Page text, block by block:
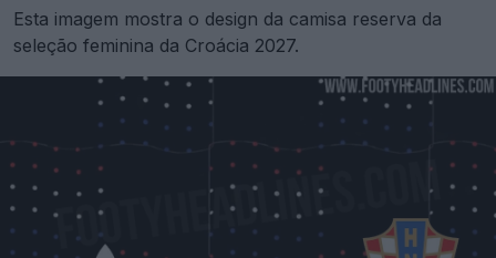
Esta imagem mostra o design da camisa reserva da
seleção feminina da Croácia 2027.